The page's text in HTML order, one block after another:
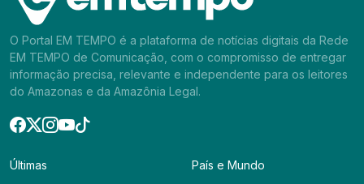
O Portal EM TEMPO é a plataforma de notícias digitais da Rede
EM TEMPO de Comunicação, com o compromisso de entregar
informação precisa, relevante e independente para os leitores
do Amazonas e da Amazônia Legal.
Últimas
País e Mundo